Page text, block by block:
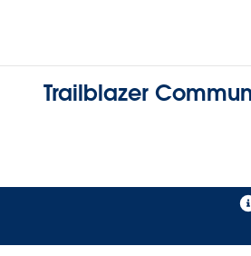
Trailblazer